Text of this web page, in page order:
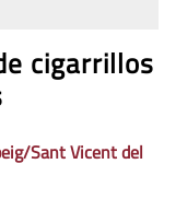
cigarrillos
Sant Vicent del